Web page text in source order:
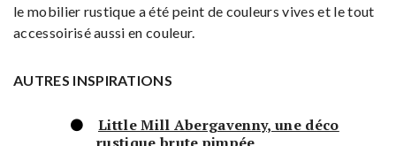
le mobilier rustique a été peint de couleurs vives et le tout
accessoirisé aussi en couleur.
AUTRES INSPIRATIONS
Little Mill Abergavenny, une déco